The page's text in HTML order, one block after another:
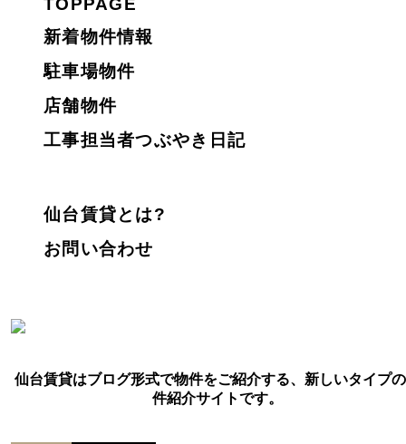
TOPPAGE
新着物件情報
駐車場物件
店舗物件
工事担当者つぶやき日記
仙台賃貸とは?
お問い合わせ
仙台賃貸はブログ形式で物件をご紹介する、新しいタイプ
件紹介サイトです。